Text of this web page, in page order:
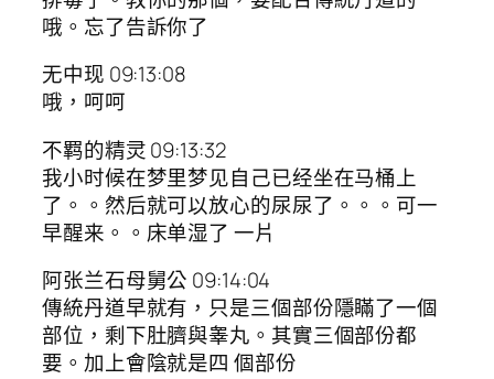
哦。忘了告訴你了
无中现 09:13:08
哦，呵呵
不羁的精灵 09:13:32
我小时候在梦里梦见自己已经坐在马桶上
了。。然后就可以放心的尿尿了。。。可一
早醒来。。床单湿了 一片
阿张兰石母舅公 09:14:04
傳統丹道早就有，只是三個部份隱瞞了一個
部位，剩下肚臍與睾丸。其實三個部份都
要。加上會陰就是四 個部份